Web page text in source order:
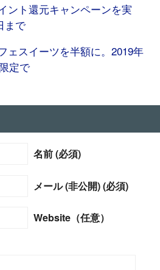
ント還元キャンペーンを実
まで
ェスイーツを半額に。2019年
定で
名前 (必須)
メール (非公開) (必須)
Website（任意）